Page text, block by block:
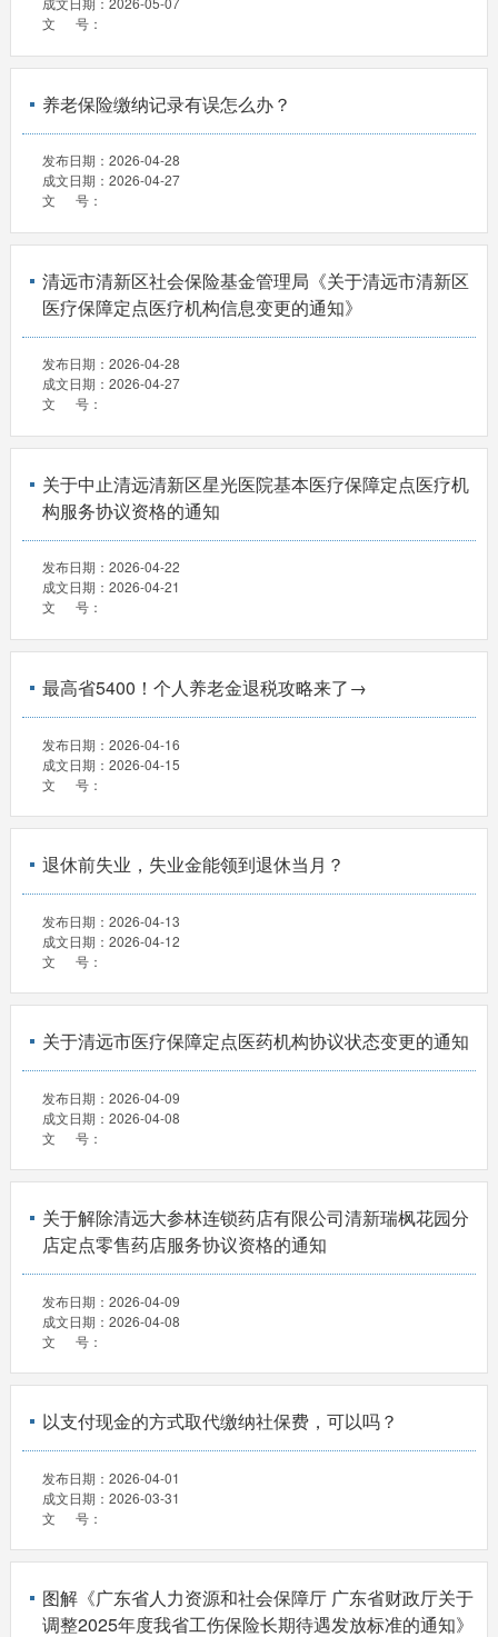
文 号：
养老保险缴纳记录有误怎么办？
发布日期： 2026-04-28
成文日期： 2026-04-27
文 号：
清远市清新区社会保险基金管理局《关于清远市清新区
医疗保障定点医疗机构信息变更的通知》
发布日期： 2026-04-28
成文日期： 2026-04-27
文 号：
关于中止清远清新区星光医院基本医疗保障定点医疗机
构服务协议资格的通知
发布日期： 2026-04-22
成文日期： 2026-04-21
文 号：
最高省5400！个人养老金退税攻略来了→
发布日期： 2026-04-16
成文日期： 2026-04-15
文 号：
退休前失业，失业金能领到退休当月？
发布日期： 2026-04-13
成文日期： 2026-04-12
文 号：
关于清远市医疗保障定点医药机构协议状态变更的通知
发布日期： 2026-04-09
成文日期： 2026-04-08
文 号：
关于解除清远大参林连锁药店有限公司清新瑞枫花园分
店定点零售药店服务协议资格的通知
发布日期： 2026-04-09
成文日期： 2026-04-08
文 号：
以支付现金的方式取代缴纳社保费，可以吗？
发布日期： 2026-04-01
成文日期： 2026-03-31
文 号：
图解《广东省人力资源和社会保障厅 广东省财政厅关于
调整2025年度我省工伤保险长期待遇发放标准的通知》